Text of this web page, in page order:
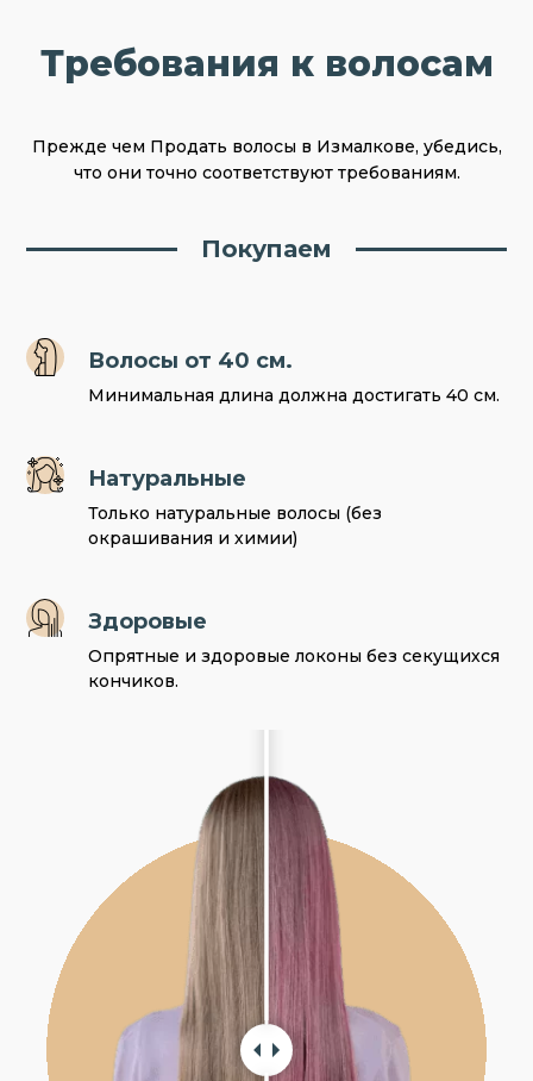
Требования к волосам
Прежде чем Продать волосы в Измалкове, убедись,
что они точно соответствуют требованиям.
Покупаем
Волосы от 40 см.
Минимальная длина должна достигать 40 см.
Натуральные
Только натуральные волосы (без
окрашивания и химии)
Здоровые
Опрятные и здоровые локоны без секущихся
кончиков.